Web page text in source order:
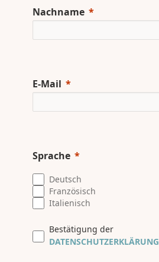
Nachname
E-Mail
Sprache
Deutsch
Französisch
Italienisch
Bestätigung der
DATENSCHUTZERKLÄRUNG